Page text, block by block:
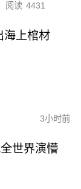
阅读 4431
海上棺材
3小时前
世界演懵